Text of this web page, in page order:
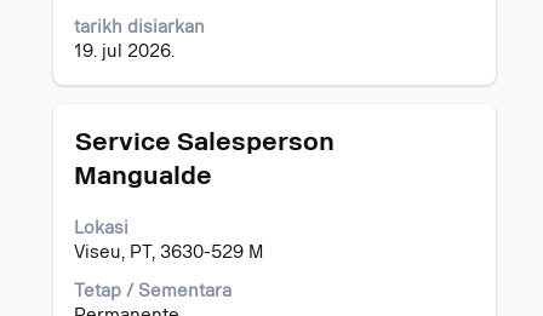
tarikh disiarkan
19. jul 2026.
bagi
maklumat
kerja.
Jawatan
Service Salesperson
Mangualde
Lokasi
Viseu, PT, 3630-529 M
Tetap / Sementara
Pilih
bar
untuk
melihat
kandungan
penuh